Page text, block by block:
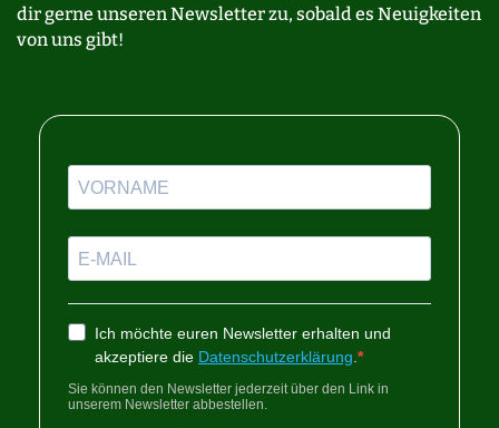
dir gerne unseren Newsletter zu, sobald es Neuigkeiten
von uns gibt!